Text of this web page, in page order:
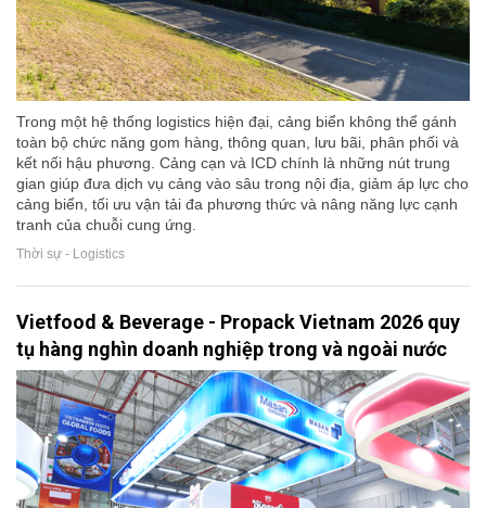
Trong một hệ thống logistics hiện đại, cảng biển không thể gánh
toàn bộ chức năng gom hàng, thông quan, lưu bãi, phân phối và
kết nối hậu phương. Cảng cạn và ICD chính là những nút trung
gian giúp đưa dịch vụ cảng vào sâu trong nội địa, giảm áp lực cho
cảng biển, tối ưu vận tải đa phương thức và nâng năng lực cạnh
tranh của chuỗi cung ứng.
Thời sự - Logistics
Vietfood & Beverage - Propack Vietnam 2026 quy
tụ hàng nghìn doanh nghiệp trong và ngoài nước